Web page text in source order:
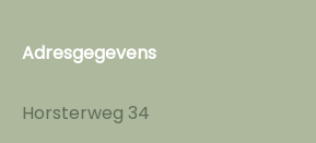
Adresgegevens
Horsterweg 34